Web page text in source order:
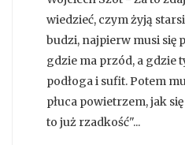
wiedzieć, czym żyją
budzi, najpierw musi się
gdzie ma przód, a gdzie
podłoga i sufit. Potem
płuca powietrzem, jak
to już rzadkość"...